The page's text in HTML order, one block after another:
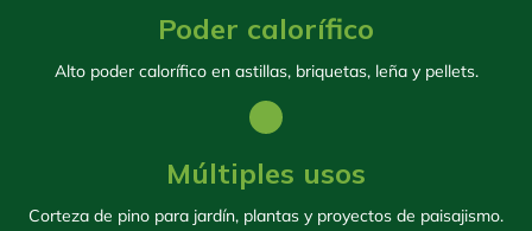
Poder calorífico
Alto poder calorífico en astillas, briquetas, leña y pellets.
Múltiples usos
Corteza de pino para jardín, plantas y proyectos de paisajismo.